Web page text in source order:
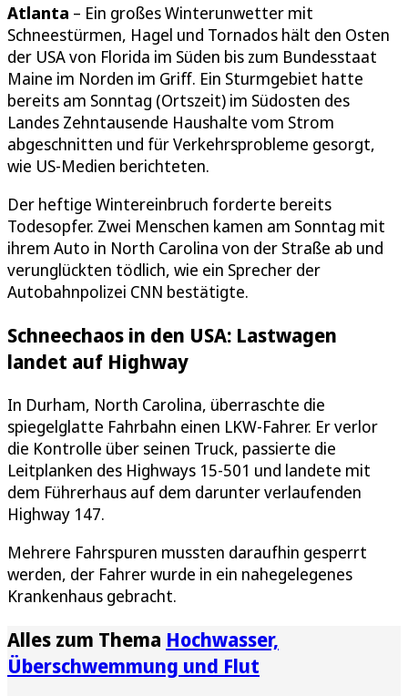
Atlanta – Ein großes Winterunwetter mit
Schneestürmen, Hagel und Tornados hält den Osten
der USA von Florida im Süden bis zum Bundesstaat
Maine im Norden im Griff. Ein Sturmgebiet hatte
bereits am Sonntag (Ortszeit) im Südosten des
Landes Zehntausende Haushalte vom Strom
abgeschnitten und für Verkehrsprobleme gesorgt,
wie US-Medien berichteten.
Der heftige Wintereinbruch forderte bereits
Todesopfer. Zwei Menschen kamen am Sonntag mit
ihrem Auto in North Carolina von der Straße ab und
verunglückten tödlich, wie ein Sprecher der
Autobahnpolizei CNN bestätigte.
Schneechaos in den USA: Lastwagen
landet auf Highway
In Durham, North Carolina, überraschte die
spiegelglatte Fahrbahn einen LKW-Fahrer. Er verlor
die Kontrolle über seinen Truck, passierte die
Leitplanken des Highways 15-501 und landete mit
dem Führerhaus auf dem darunter verlaufenden
Highway 147.
Mehrere Fahrspuren mussten daraufhin gesperrt
werden, der Fahrer wurde in ein nahegelegenes
Krankenhaus gebracht.
Alles zum Thema Hochwasser,
Überschwemmung und Flut